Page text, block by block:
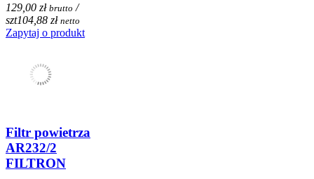
129,00 zł brutto /
szt104,88 zł netto
Zapytaj o produkt
Filtr powietrza
AR232/2
FILTRON